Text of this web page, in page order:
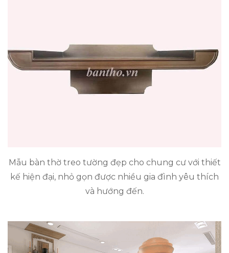
Mẫu bàn thờ treo tường đẹp cho chung cư với thiết
kế hiện đại, nhỏ gọn được nhiều gia đình yêu thích
và hướng đến.